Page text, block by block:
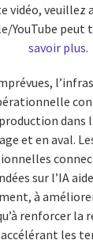
vidéo, veuillez
YouTube peut
savoir plus.
dans
et en aval.
sur l’IA
à
renforcer la
les